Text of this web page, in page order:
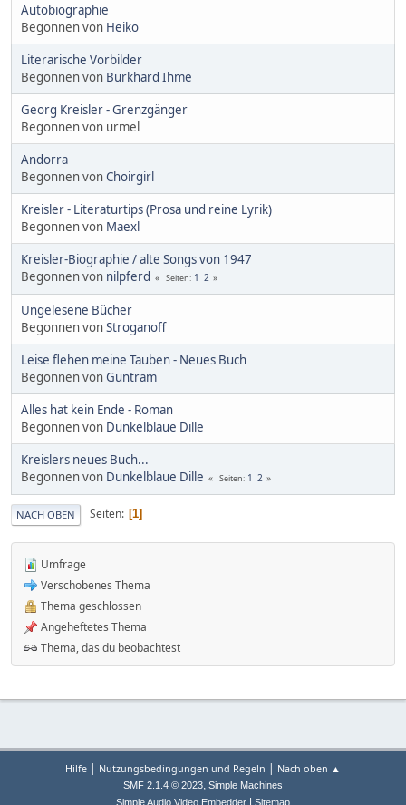
Autobiographie
Begonnen von Heiko
Literarische Vorbilder
Begonnen von Burkhard Ihme
Georg Kreisler - Grenzgänger
Begonnen von urmel
Andorra
Begonnen vonChoirgirl
Kreisler - Literaturtips (Prosa und reine Lyrik)
Begonnen von Maexl
Kreisler-Biographie / alte Songs von 1947
Begonnen von nilpferd Seiten 1 2
Ungelesene Bücher
Begonnen vonStroganoff
Leise flehen meine Tauben - Neues Buch
Begonnen vonGuntram
Alles hat kein Ende - Roman
Begonnen von Dunkelblaue Dille
Kreislers neues Buch...
Begonnen von Dunkelblaue Dille Seiten 1 2
NACH OBEN Seiten 1
Umfrage
Verschobenes Thema
Thema geschlossen
Angeheftetes Thema
Thema, das du beobachtest
Hilfe | Nutzungsbedingungen und Regeln | Nach oben ▲
SMF 2.1.4 © 2023, Simple Machines
Simple Audio Video Embedder
Sitemap